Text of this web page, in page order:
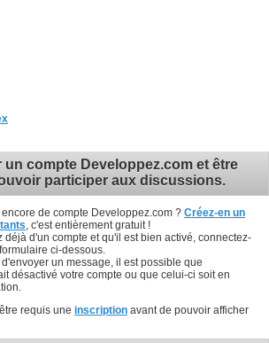
un compte Developpez.com et être
participer aux discussions.
de compte Developpez.com ? Créez-en un
, c'est entièrement gratuit !
déjà d'un compte et qu'il est bien activé, connectez-
ci-dessous.
un message, il est possible que
désactivé votre compte ou que celui-ci soit en
requis une inscription avant de pouvoir afficher